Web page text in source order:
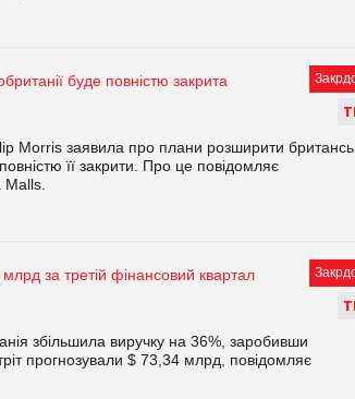
Т
буде повністю закрита
Morris заявила про плани розширити
її закрити. Про це повідомляє
Т
за третій фінансовий квартал
збільшила виручку на 36%, заробивши
прогнозували $ 73,34 млрд, повідомляє